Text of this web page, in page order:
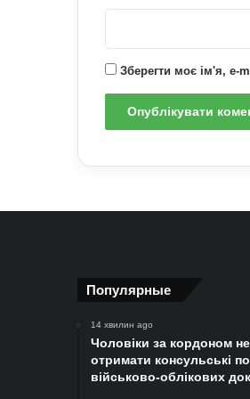
Зберегти моє ім'я, e-
Популярные
14 хвилин ago
Чоловіки за кордоном
отримати консульські
військово-облікових